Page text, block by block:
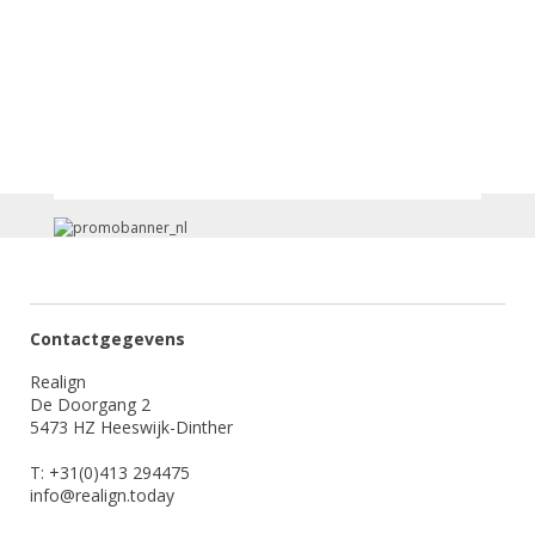
Contactgegevens
Realign
De Doorgang 2
5473 HZ Heeswijk-Dinther
T: +31(0)413 294475
info@realign.today